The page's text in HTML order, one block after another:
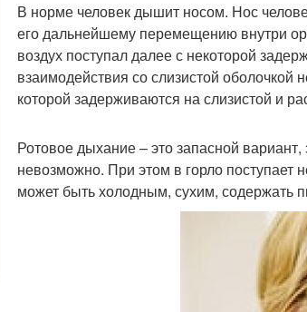
В норме человек дышит носом. Нос
его дальнейшему перемещению внутри
воздух поступал далее с некоторой
взаимодействия со слизистой оболочкой
которой задерживаются на слизистой и
Ротовое дыхание – это запасной
невозможно. При этом в горло
может быть холодным, сухим, содержать